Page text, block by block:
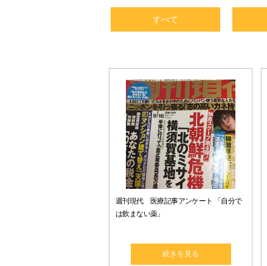
すべて
週刊現代 医療記事アンケート 「自分で
は飲まない薬」
続きを見る